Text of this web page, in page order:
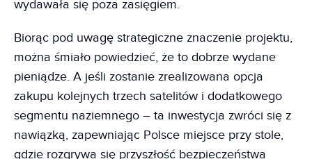
wydawała się poza zasięgiem.
Biorąc pod uwagę strategiczne znaczenie projektu,
można śmiało powiedzieć, że to dobrze wydane
pieniądze. A jeśli zostanie zrealizowana opcja
zakupu kolejnych trzech satelitów i dodatkowego
segmentu naziemnego – ta inwestycja zwróci się z
nawiązką, zapewniając Polsce miejsce przy stole,
gdzie rozgrywa się przyszłość bezpieczeństwa